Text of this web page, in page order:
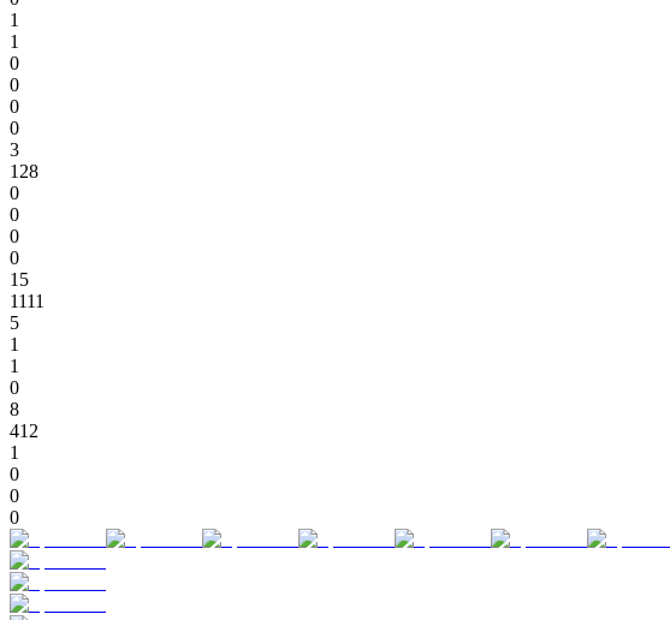
1
1
0
0
0
0
3
128
0
0
0
0
15
1111
5
1
1
0
8
412
1
0
0
0